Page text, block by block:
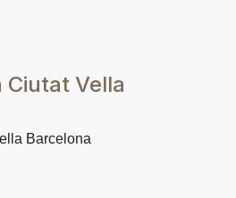
Ciutat Vella
Barcelona